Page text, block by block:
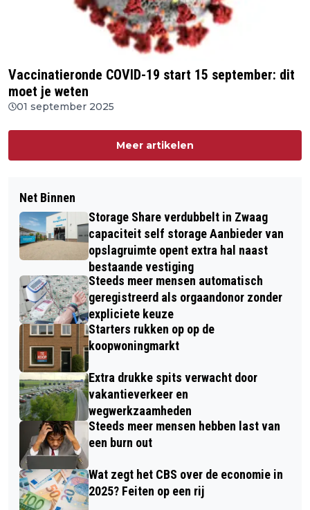
Vaccinatieronde COVID-19 start 15 september: dit
moet je weten
01 september 2025
Meer artikelen
Net Binnen
Storage Share verdubbelt in Zwaag
capaciteit self storage Aanbieder van
opslagruimte opent extra hal naast
bestaande vestiging
Steeds meer mensen automatisch
geregistreerd als orgaandonor zonder
expliciete keuze
Starters rukken op op de
koopwoningmarkt
Extra drukke spits verwacht door
vakantieverkeer en
wegwerkzaamheden
Steeds meer mensen hebben last van
een burn out
Wat zegt het CBS over de economie in
2025? Feiten op een rij